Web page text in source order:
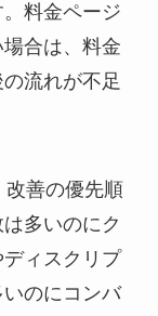
料金ページ
合は、料金
流れが不足
改善の優先順
多いのにク
ィスクリプ
のにコンバ